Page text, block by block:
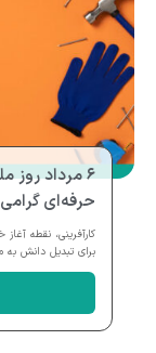
۶ مرداد روز
حرفه‌ای
کارآفرینی، نقطه
برای تبدیل دانش به